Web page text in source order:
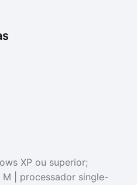
XP ou superior;
| processador single-